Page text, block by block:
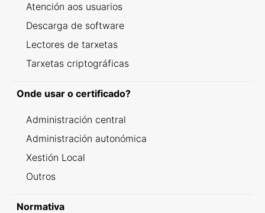
Atención aos usuarios
Descarga de software
Lectores de tarxetas
Tarxetas criptográficas
Onde usar o certificado?
Administración central
Administración autonómica
Xestión Local
Outros
Normativa